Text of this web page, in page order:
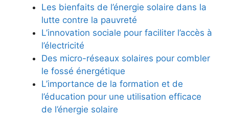
Les bienfaits de l’énergie solaire dans la
lutte contre la pauvreté
L’innovation sociale ⁢pour faciliter l’accès à
l’électricité
Des micro-réseaux solaires pour combler
le fossé énergétique
L’importance de la formation​ et de
l’éducation‌ pour une utilisation efficace
de l’énergie solaire